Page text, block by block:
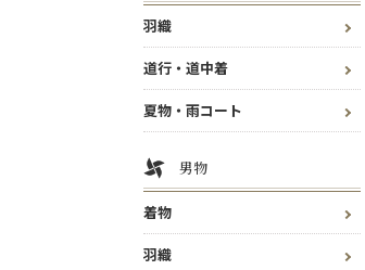
羽織
道行・道中着
夏物・雨コート
男物
着物
羽織